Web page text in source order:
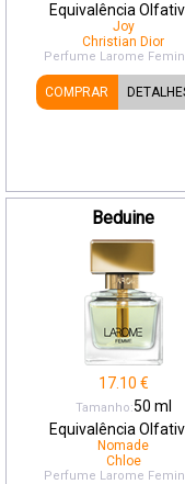
Equivalência
Joy
Christian Dior
Perfume Larome
COMPRAR
Beduine
17.10 €
Tamanho:50 ml
Equivalência
Nomade
Chloe
Perfume Larome